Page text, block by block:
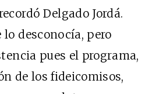
Delgado Jordá.
lo desconocía, pero
pues el programa,
de los fideicomisos,